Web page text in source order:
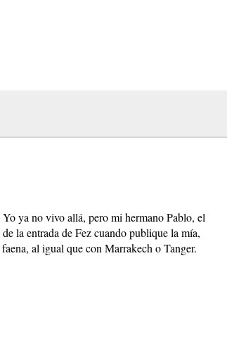
ya no vivo allá, pero mi hermano Pablo, el
la entrada de Fez cuando publique la mía,
al igual que con Marrakech o Tanger.